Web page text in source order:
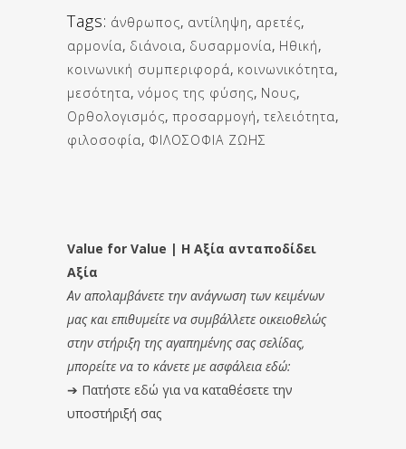
Tags: άνθρωπος, αντίληψη, αρετές,
αρμονία, διάνοια, δυσαρμονία, Ηθική,
κοινωνική συμπεριφορά, κοινωνικότητα,
μεσότητα, νόμος της φύσης, Νους,
Ορθολογισμός, προσαρμογή, τελειότητα,
φιλοσοφία, ΦΙΛΟΣΟΦΙΑ ΖΩΗΣ
Value for Value | Η Αξία ανταποδίδει
Αξία
Αν απολαμβάνετε την ανάγνωση των κειμένων
μας και επιθυμείτε να συμβάλλετε οικειοθελώς
στην στήριξη της αγαπημένης σας σελίδας,
μπορείτε να το κάνετε με ασφάλεια εδώ:
➔ Πατήστε εδώ για να καταθέσετε την
υποστήριξή σας